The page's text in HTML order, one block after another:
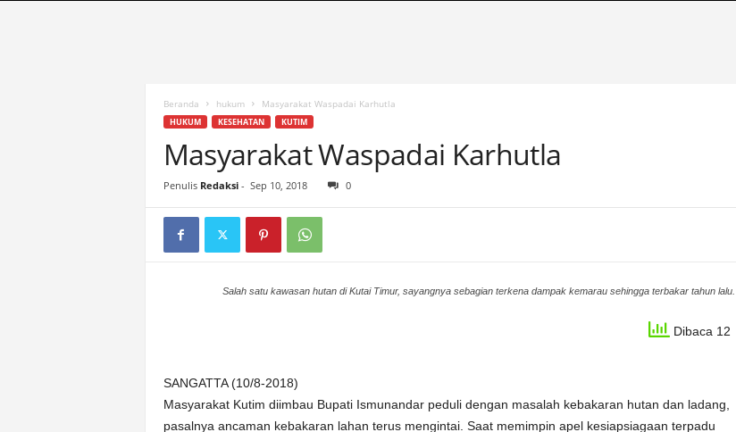
Beranda hukum Masyarakat Waspadai Karhutla
HUKUM KESEHATAN KUTIM
Masyarakat Waspadai Karhutla
Penulis Redaksi- Sep 10, 2018 0
Salah satu kawasan hutan di Kutai Timur, sayangnya sebagian terkena dampak kemarau sehingga terbakar tahun lalu.
Dibaca 12
SANGATTA (10/8-2018)
Masyarakat Kutim diimbau Bupati Ismunandar peduli dengan masalah kebakaran hutan dan ladang,
pasalnya ancaman kebakaran lahan terus mengintai. Saat memimpin apel kesiapsiagaan terpadu